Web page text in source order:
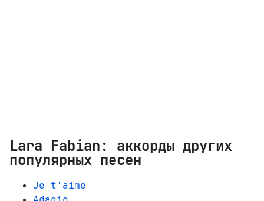
Lara Fabian: аккорды других
популярных песен
Je t'aime